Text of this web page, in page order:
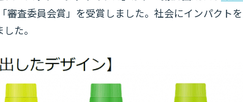
審査委員会賞」を受賞しました。社会にインパクトを
た。